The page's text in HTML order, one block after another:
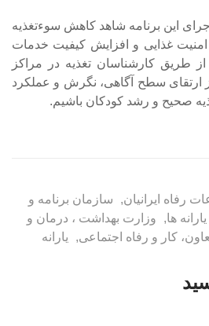
این برنامه شاهد کاهش سوءتغذیه
غذایی و افزایش کیفیت خدمات
طریق کارشناسان تغذیه در مراکز
ارتقای سطح آگاهی، نگرش و عملکرد
صحیح و رشد کودکان باشیم.
رفاه ایرانیان,
سازمان برنامه و
ها,
وزارت بهداشت ، درمان و
کار و رفاه اجتماعی, یارانه